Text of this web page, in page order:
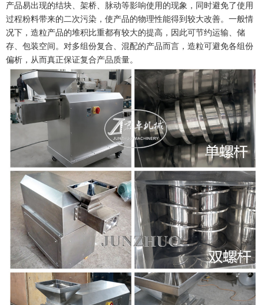
产品易出现的结块、架桥、脉动等影响使用的现象，同时避免了使用
过程粉料带来的二次污染，使产品的物理性能得到较大改善。一般情
况下，造粒产品的堆积比重都有较大的提高，因此可节约运输、储
存、包装空间。对多组份复合、混配的产品而言，造粒可避免各组份
偏析，从而真正保证复合产品质量。